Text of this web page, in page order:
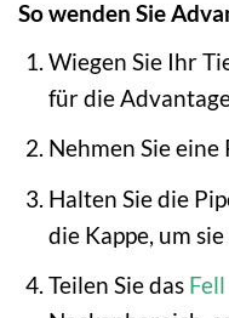
So wenden Sie
Wiegen Sie Ihr
für die
Nehmen Sie
Halten Sie die
die Kappe, um
Teilen Sie das Fell